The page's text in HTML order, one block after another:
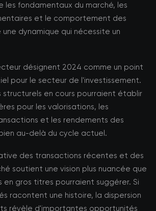
les fondamentaux du marché, les
et le comportement des
une dynamique qui nécessite un
désignent 2024 comme un point
pour le secteur de l'investissement.
structurels en cours pourraient établir
pour les valorisations, les
et les rendements des
au-delà du cycle actuel.
des transactions récentes et des
soutient une vision plus nuancée que
en gros titres pourraient suggérer. Si
racontent une histoire, la dispersion
révèle d'importantes opportunités